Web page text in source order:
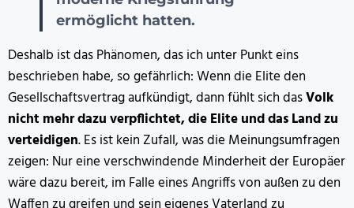
ermöglicht hatten.
Deshalb ist das Phänomen, das ich unter Punkt eins
beschrieben habe, so gefährlich: Wenn die Elite den
Gesellschaftsvertrag aufkündigt, dann fühlt sich dasVolk
nicht mehr dazu verpflichtet, die Elite und das Land zu
verteidigen. Es ist kein Zufall, was die Meinungsumfragen
zeigen: Nur eine verschwindende Minderheit der Europäer
wäre dazu bereit, im Falle eines Angriffs von außen zu den